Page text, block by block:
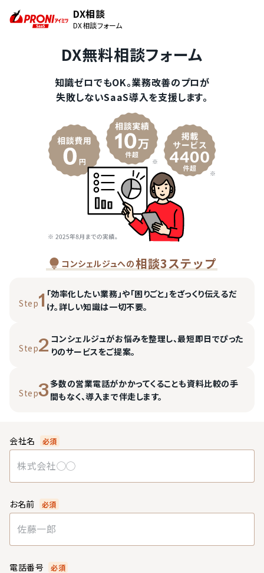
DX相談
DX相談フォーム
DX無料相談フォーム
知識ゼロでもOK。業務改善のプロが
失敗しないSaaS導入を支援します。
コンシェルジュへの相談3ステップ
Step1 「効率化したい業務」や「困りごと」をざっくり伝えるだ
け。詳しい知識は一切不要。
Step2 コンシェルジュがお悩みを整理し、最短即日でぴった
りのサービスをご提案。
Step3多数の営業電話がかかってくることも資料比較の手
間もなく、導入まで伴走します。
会社名 必須
お名前 必須
電話番号 必須